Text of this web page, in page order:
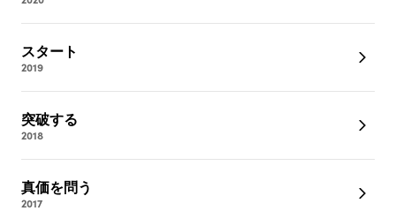
スタート
2019
突破する
2018
真価を問う
2017